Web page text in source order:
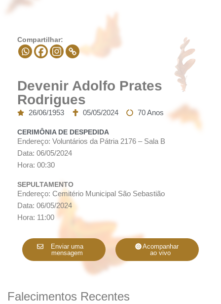
Compartilhar:
Devenir Adolfo Prates
Rodrigues
26/06/1953 05/05/2024 70 Anos
CERIMÔNIA DE DESPEDIDA
Endereço: Voluntários da Pátria 2176 – Sala B
Data: 06/05/2024
Hora: 00:30
SEPULTAMENTO
Endereço: Cemitério Municipal São Sebastião
Data: 06/05/2024
Hora: 11:00
Enviar uma
mensagem
Acompanhar
ao vivo
Falecimentos Recentes